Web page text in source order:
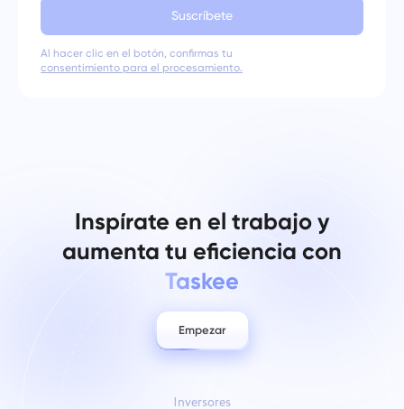
Suscríbete
Al hacer clic en el botón, confirmas tu
consentimiento para el procesamiento.
Inspírate en el trabajo y
aumenta tu eficiencia con
Taskee
Empezar
Inversores